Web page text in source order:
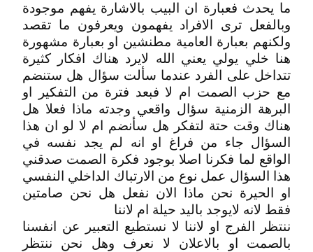
ما يحدث فعبارة ان البيب بالاشارة يفهم موجودة
وبالفعل ترى الافراد يفهمون ويعرفون ما تقصد
ولكنهم بعبارة العامية مطنشين او بعبارة مشهورة
هنا خلي يولي يعني الله لايرد هناك افكار كثيرة
تتداخل على الفرد عندما سألت سؤال هل ستنضم
مع حزب الصمت ام لا فبعد فترة من التفكير او
البرهة الزمنية سؤال واقعي وجدته ماذا فعلا هل
هناك وقت حتة لتفكر هل سأنضم ام لا لو ان هذا
السؤال جاء من فراغ او انه لم يجد نفسه في
الواقع لما فكرنا اصلا بوجود فكرة الصمت صدقني
هذا السؤال عمل نوع من الارتباك الداخلي النفسي
او الحيرة نحن ماذا الان نفعل هل نحن صامتين
فقط لانه لايوجد باليد حيلة ام لاننا
ننتظر الفرج او لاننا لا نستطيع التعبير عن انفسنا
بالصمت او بالاعلان لا نعرف وهل نحن ننتظر